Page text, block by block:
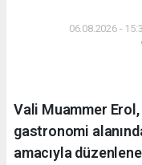
06.08.2026 -
Vali Muammer
gastronomi
amacıyla